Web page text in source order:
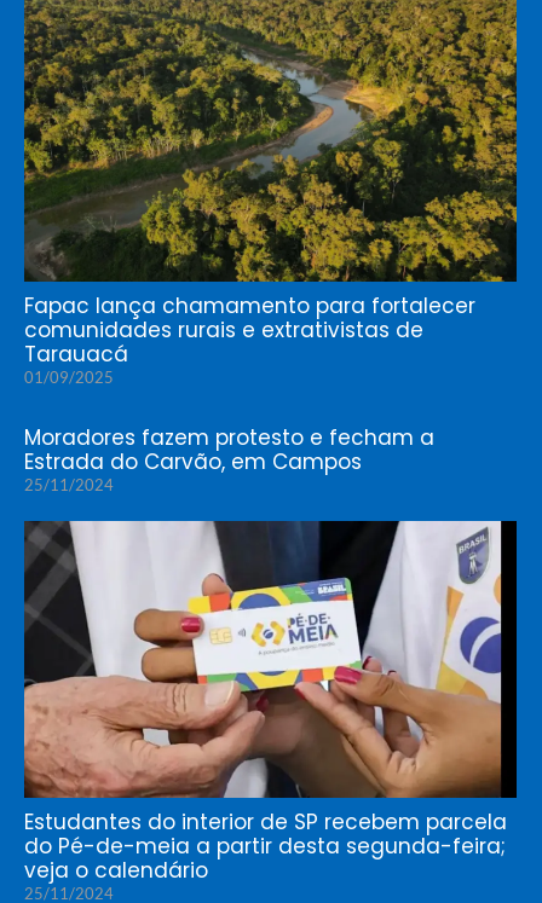
Fapac lança chamamento para fortalecer
comunidades rurais e extrativistas de
Tarauacá
01/09/2025
Moradores fazem protesto e fecham a
Estrada do Carvão, em Campos
25/11/2024
Estudantes do interior de SP recebem parcela
do Pé-de-meia a partir desta segunda-feira;
veja o calendário
25/11/2024